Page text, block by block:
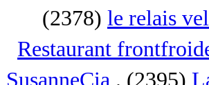
(2378) le relais
Restaurant
SusanneCia. (2395)